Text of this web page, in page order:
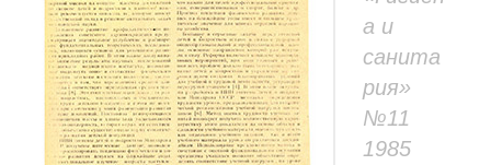
а и
санита
рия»
№11
1985